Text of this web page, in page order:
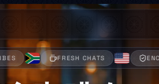
FRESH CHATS ENCRYPTED